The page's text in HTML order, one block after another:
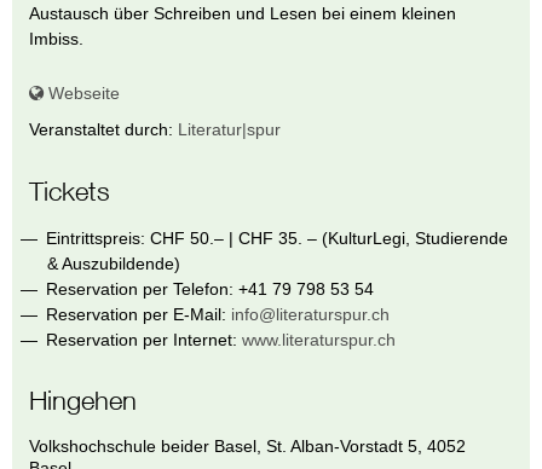
Austausch über Schreiben und Lesen bei einem kleinen
Imbiss.
Webseite
Veranstaltet durch: Literatur|spur
Tickets
Eintrittspreis: CHF 50.– | CHF 35. – (KulturLegi, Studierende
& Auszubildende)
Reservation per Telefon: +41 79 798 53 54
Reservation per E-Mail: info@literaturspur.ch
Reservation per Internet:www.literaturspur.ch
Hingehen
Volkshochschule beider Basel ,St. Alban-Vorstadt 5 ,4052